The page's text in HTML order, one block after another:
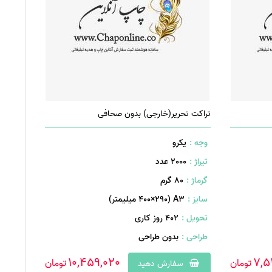
و منحصر به فرد نیاز دارید با ما در تماس باشید تا بهترین ها را
پرداختی را استرداد نماید. همچنین کارشناسان ما از ابتدا ورود شما
بتوانیم آرمان های تجاری شما را
تومان
تراکت تحریر(خارجی) بدون صحافی
وجه : یکرو
تیراژ : 2000 عدد
گرماژ : ۸۰ گرم
سایز : A۳ (۴۰۰×۲۹۰ میلیمتر)
تحویل : 402 روز کاری
طراحی : بدون طراحی
سفارش دهید
10,459,020تومان